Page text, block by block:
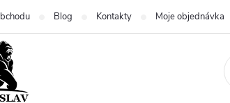
Blog Kontakty Moje objednávka